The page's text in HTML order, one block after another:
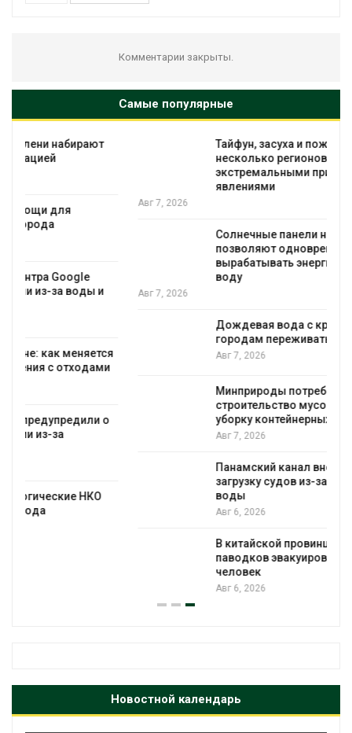
Комментарии закрыты.
Самые популярные
Тайфун, засуха и пожары: сразу
несколько регионов столкнулись с
экстремальными природными
Солнечные панели над каналами
позволяют одновременно
вырабатывать энергию и экономить
Авг 7, 2026
Дождевая вода с крыш может помочь
городам переживать жару
Авг 7, 2026
Минприроды потребовало ускорить
строительство мусорных объектов и
уборку контейнерных площадок
Панамский канал вновь ограничивает
загрузку судов из-за дефицита пресной
В китайской провинции Шэньси из-за
паводков эвакуировали более 140 тыс.
Новостной календарь